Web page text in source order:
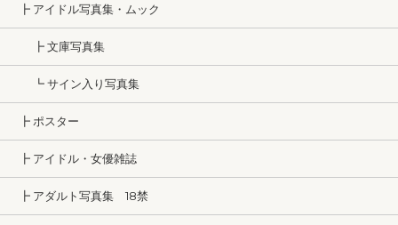
┣ アイドル写真集・ムック
┣ 文庫写真集
┗ サイン入り写真集
┣ ポスター
┣ アイドル・女優雑誌
┣ アダルト写真集 18禁